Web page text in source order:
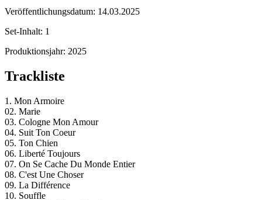
Veröffentlichungsdatum: 14.03.2025
Set-Inhalt: 1
Produktionsjahr: 2025
Trackliste
1. Mon Armoire
02. Marie
03. Cologne Mon Amour
04. Suit Ton Coeur
05. Ton Chien
06. Liberté Toujours
07. On Se Cache Du Monde Entier
08. C'est Une Choser
09. La Différence
10. Souffle